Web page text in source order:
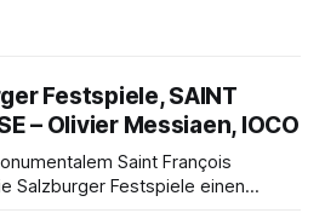
Festspiele, SAINT
– Olivier Messiaen, IOCO
Saint François
Salzburger Festspiele einen